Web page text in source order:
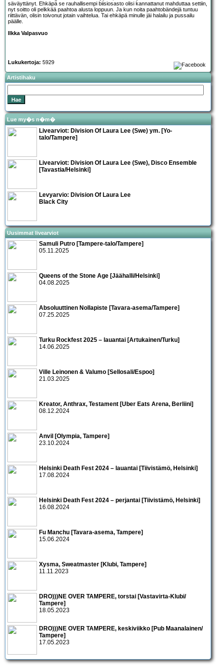
säväyttänyt. Ehkäpä se rauhallisempi biisiosasto olisi kannattanut mahduttaa settiin,
nyt soitto oli pelkkää paahtoa alusta loppuun. Ja kun noita paahtobändejä tuntuu
riittävän, olisin toivonut jotain vaihtelua. Tai ehkäpä minulle jäi halailu ja pussailu
päälle.
Ilkka Valpasvuo
Lukukertoja: 5929
Artistihaku
Lue my�s n�m�
Livearviot: Division Of Laura Lee (Swe) ym. [Yo-
talo/Tampere]
Livearviot: Division Of Laura Lee (Swe), Disco Ensemble
[Tavastia/Helsinki]
Levyarvio: Division Of Laura Lee
Black City
Uusimmat livearviot
Samuli Putro [Tampere-talo/Tampere]
05.11.2025
Queens of the Stone Age [Jäähalli/Helsinki]
04.08.2025
Absoluuttinen Nollapiste [Tavara-asema/Tampere]
07.25.2025
Turku Rockfest 2025 – lauantai [Artukainen/Turku]
14.06.2025
Ville Leinonen & Valumo [Sellosali/Espoo]
21.03.2025
Kreator, Anthrax, Testament [Uber Eats Arena, Berliini]
08.12.2024
Anvil [Olympia, Tampere]
23.10.2024
Helsinki Death Fest 2024 – lauantai [Tiivistämö, Helsinki]
17.08.2024
Helsinki Death Fest 2024 – perjantai [Tiivistämö, Helsinki]
16.08.2024
Fu Manchu [Tavara-asema, Tampere]
15.06.2024
Xysma, Sweatmaster [Klubi, Tampere]
11.11.2023
DRO)))NE OVER TAMPERE, torstai [Vastavirta-Klubi/
Tampere]
18.05.2023
DRO)))NE OVER TAMPERE, keskiviikko [Pub Maanalainen/
Tampere]
17.05.2023